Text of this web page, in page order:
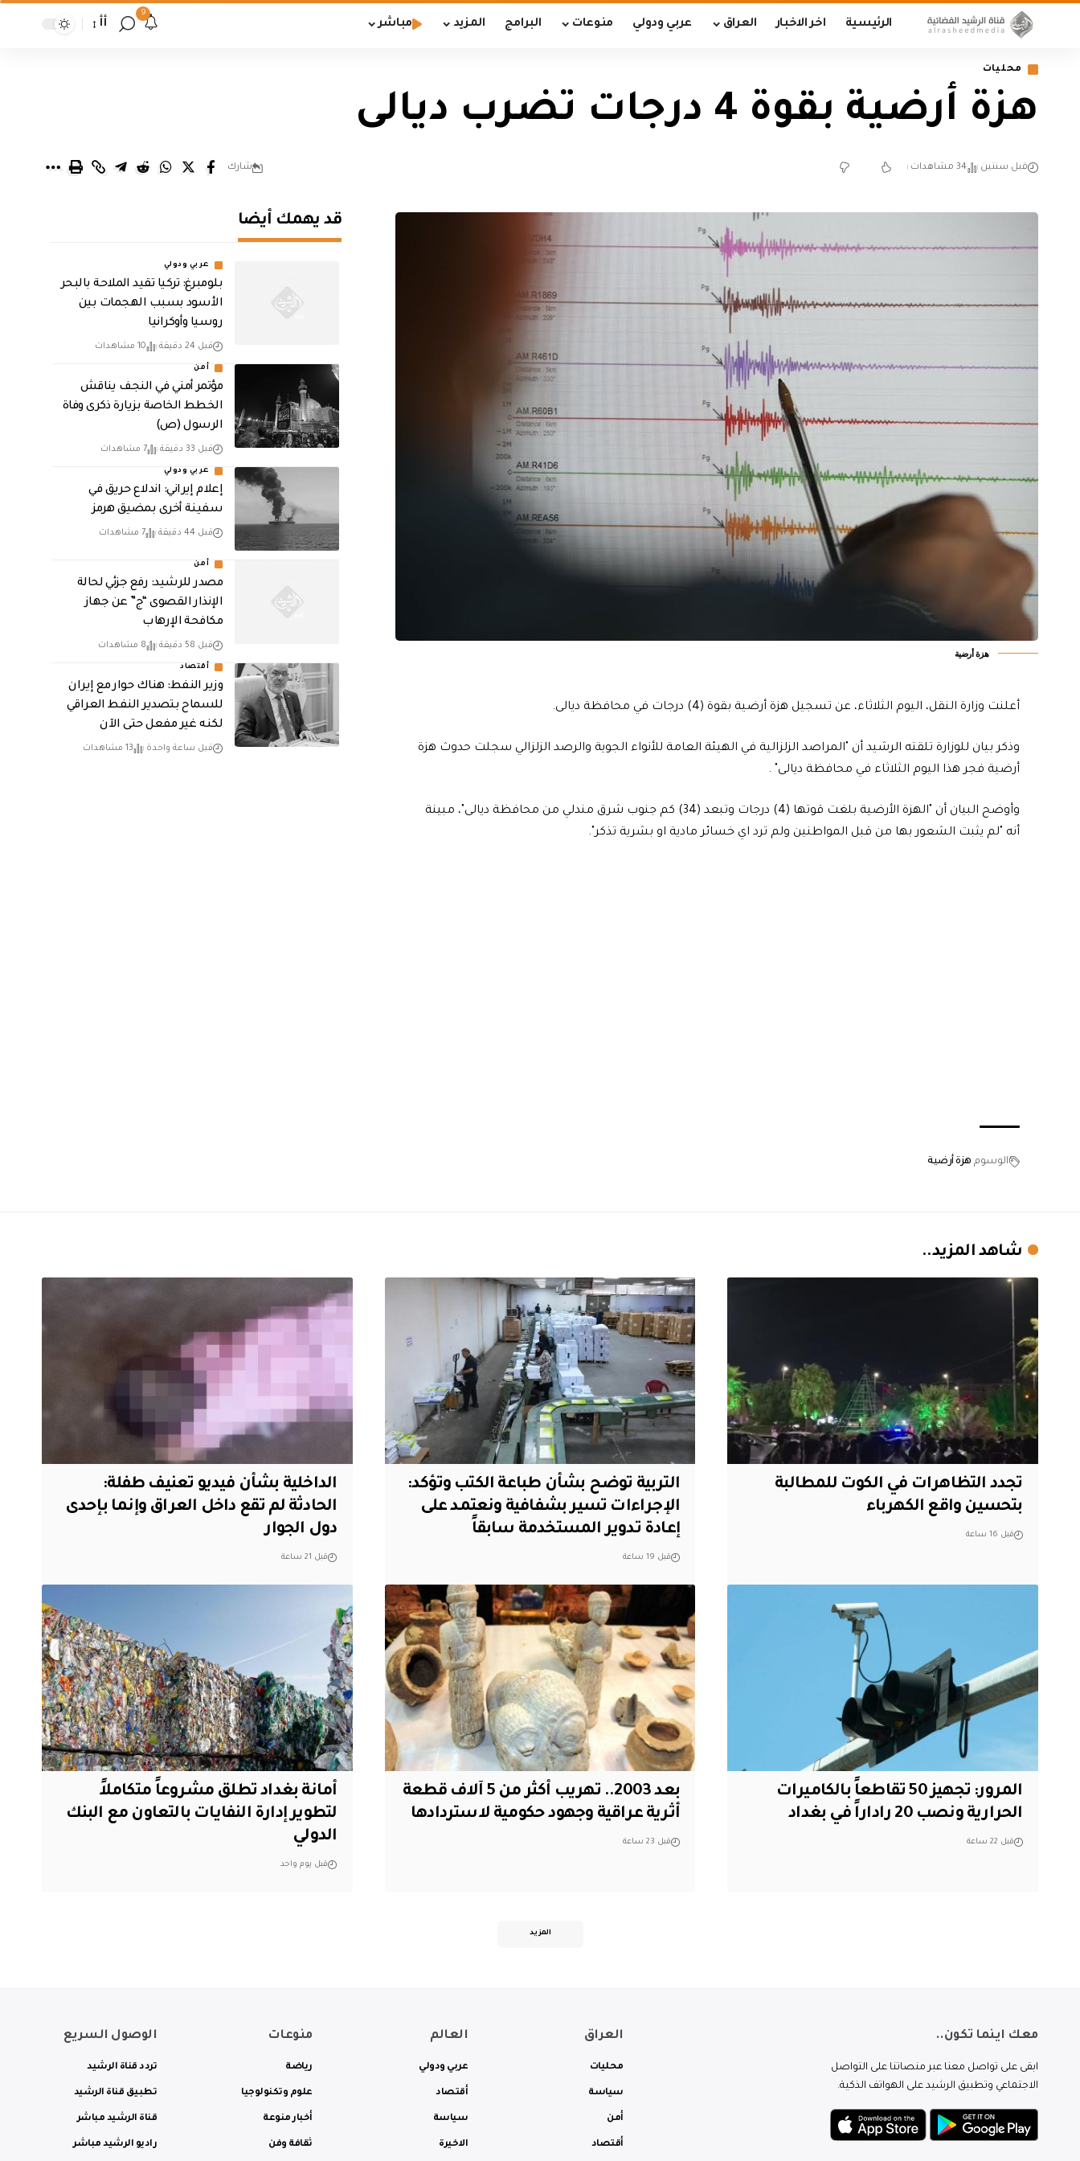
الرئيسية اخر الاخبار العراق عربي ودولي منوعات البرامج المزيد مباشر
9
أأ
محليات
هزة أرضية بقوة 4 درجات تضرب ديالى
قبل سنتين 34 مشاهدات شارك
هزة أرضية
أعلنت وزارة النقل، اليوم الثلاثاء، عن تسجيل هزة أرضية بقوة (4) درجات في محافظة ديالى.
وذكر بيان للوزارة تلقته الرشيد أن "المراصد الزلزالية في الهيئة العامة للأنواء الجوية والرصد الزلزالي سجلت حدوث هزة
أرضية فجر هذا اليوم الثلاثاء في محافظة ديالى" .
وأوضح البيان أن "الهزة الأرضية بلغت قوتها (4) درجات وتبعد (34) كم جنوب شرق مندلي من محافظة ديالى"، مبينة
أنه "لم يثبت الشعور بها من قبل المواطنين ولم ترد اي خسائر مادية او بشرية تذكر".
الوسوم هزة أرضية
قد يهمك أيضا
عربي ودولي
بلومبرغ: تركيا تقيد الملاحة بالبحر
الأسود بسبب الهجمات بين
روسيا وأوكرانيا
قبل 24 دقيقة 10 مشاهدات
أمن
مؤتمر أمني في النجف يناقش
الخطط الخاصة بزيارة ذكرى وفاة
الرسول (ص)
قبل 33 دقيقة 7 مشاهدات
عربي ودولي
إعلام إيراني: اندلاع حريق في
سفينة أخرى بمضيق هرمز
قبل 44 دقيقة 7 مشاهدات
أمن
مصدر للرشيد: رفع جزئي لحالة
الإنذار القصوى “ج” عن جهاز
مكافحة الإرهاب
قبل 58 دقيقة 8 مشاهدات
أقتصاد
وزير النفط: هناك حوار مع إيران
للسماح بتصدير النفط العراقي
لكنه غير مفعل حتى الآن
قبل ساعة واحدة 13 مشاهدات
شاهد المزيد..
تجدد التظاهرات في الكوت للمطالبة
بتحسين واقع الكهرباء
قبل 16 ساعة
التربية توضح بشأن طباعة الكتب وتؤكد:
الإجراءات تسير بشفافية ونعتمد على
إعادة تدوير المستخدمة سابقاً
قبل 19 ساعة
الداخلية بشأن فيديو تعنيف طفلة:
الحادثة لم تقع داخل العراق وإنما بإحدى
دول الجوار
قبل 21 ساعة
المرور: تجهيز 50 تقاطعاً بالكاميرات
الحرارية ونصب 20 راداراً في بغداد
قبل 22 ساعة
بعد 2003.. تهريب أكثر من 5 آلاف قطعة
أثرية عراقية وجهود حكومية لاستردادها
قبل 23 ساعة
أمانة بغداد تطلق مشروعاً متكاملاً
لتطوير إدارة النفايات بالتعاون مع البنك
الدولي
قبل يوم واحد
المزيد
معك اينما تكون..
ابقى على تواصل معنا عبر منصاتنا على التواصل
الاجتماعي وتطبيق الرشيد على الهواتف الذكية.
العراق
محليات
سياسة
أمن
أقتصاد
العالم
عربي ودولي
أقتصاد
سياسة
الاخيرة
منوعات
رياضة
علوم وتكنولوجيا
أخبار منوعة
ثقافة وفن
الوصول السريع
تردد قناة الرشيد
تطبيق قناة الرشيد
قناة الرشيد مباشر
راديو الرشيد مباشر